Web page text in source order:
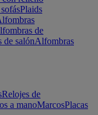
Plaids
de
de salónAlfombras
Relojes de
a manoMarcosPlacas